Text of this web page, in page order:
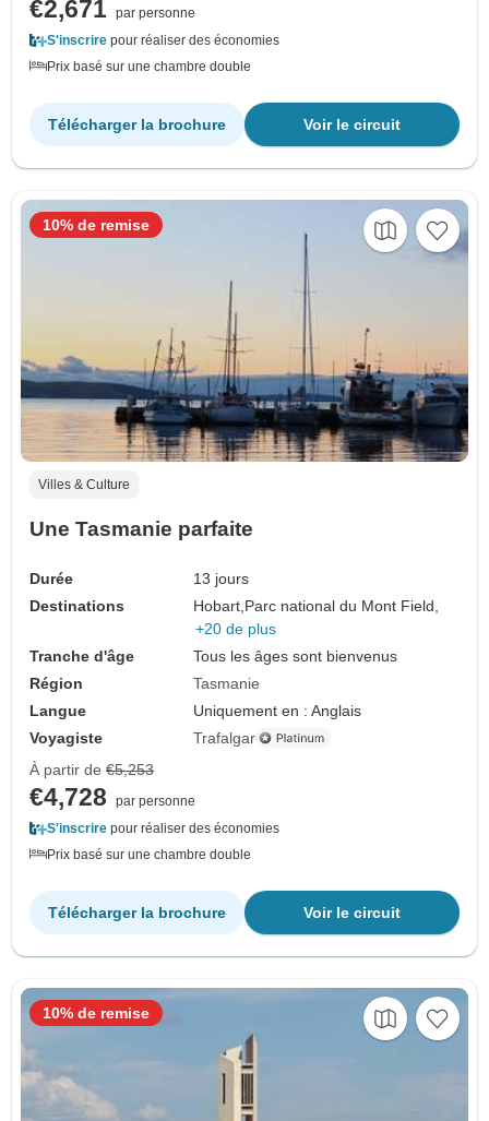
€2,671 par personne
S'inscrire pour réaliser des économies
Prix basé sur une chambre double
Voir le circuit
Télécharger la brochure
Villes & Culture
Une Tasmanie parfaite
Durée
13 jours
Destinations
Hobart, Parc national du Mont Field,
+20 de plus
Tranche d'âge
Tous les âges sont bienvenus
Région
Tasmanie
Langue
Uniquement en : Anglais
Voyagiste
Trafalgar
10% de remise
À partir de €5,253
€4,728
par personne
S'inscrire pour réaliser des économies
Prix basé sur une chambre double
Voir le circuit
Télécharger la brochure
10% de remise